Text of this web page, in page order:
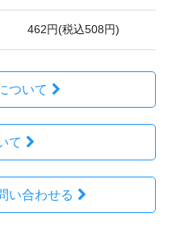
462円(税込508円)
ついて
て
い合わせる